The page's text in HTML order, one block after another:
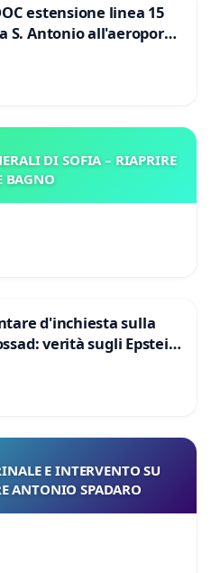
estensione linea 15
S. Antonio all'aeroporto
DI SOFIA – RIAPRIRE
BAGNO
d'inchiesta sulla
verità sugli Epstein
E INTERVENTO SU
ANTONIO SPADARO